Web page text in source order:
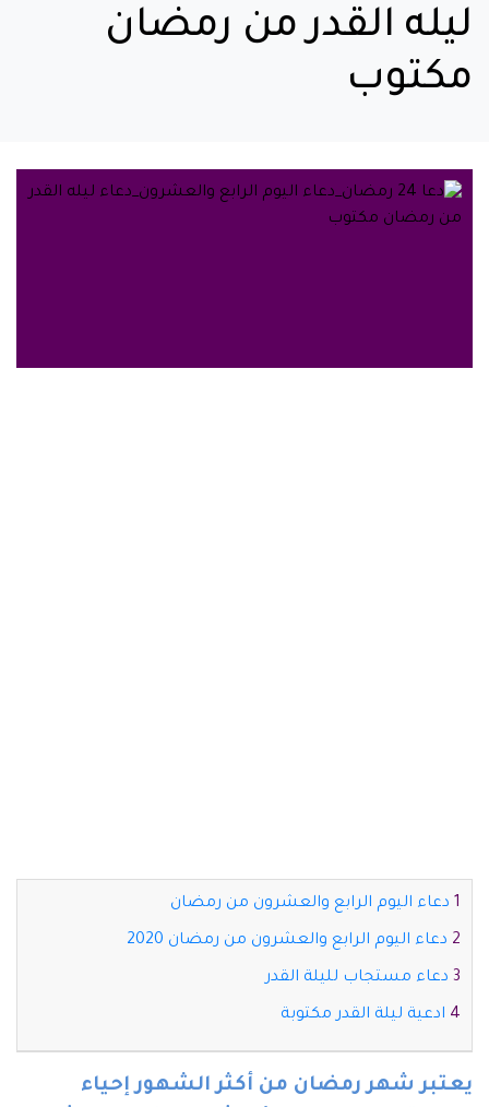
ليله القدر من رمضان
مكتوب
دعاء اليوم الرابع والعشرون من رمضان
دعاء اليوم الرابع والعشرون من رمضان 2020
دعاء مستجاب لليلة القدر
ادعية ليلة القدر مكتوبة
يعتبر شهر رمضان من أكثر الشهور إحياء